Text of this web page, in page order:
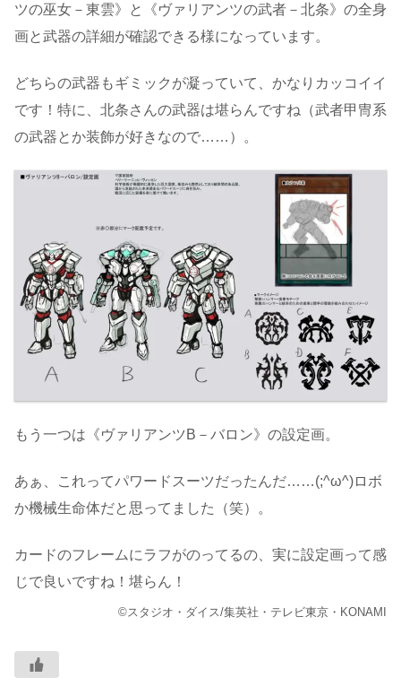
ツの巫女－東雲》と《ヴァリアンツの武者－北条》の全身
画と武器の詳細が確認できる様になっています。
どちらの武器もギミックが凝っていて、かなりカッコイイ
です！特に、北条さんの武器は堪らんですね（武者甲冑系
の武器とか装飾が好きなので……）。
もう一つは《ヴァリアンツB－バロン》の設定画。
あぁ、これってパワードスーツだったんだ……(;^ω^)ロボ
か機械生命体だと思ってました（笑）。
カードのフレームにラフがのってるの、実に設定画って感
じで良いですね！堪らん！
©スタジオ・ダイス/集英社・テレビ東京・KONAMI